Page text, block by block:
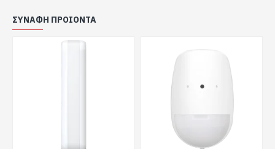
γωνία 109° με IR 12 μέτρα
Κρυπτογραφημένη επικοινωνία Bus 2‑way με
Tamper protection μπροστά και πίσω για
προστασία από βανδαλισμούς
LED ένδειξη: Μπλε για συναγερμό, πορτοκαλί για
Εσωτερική χρήση, τοποθέτηση τοίχου/οροφής
ΣΥΝΑΦΉ ΠΡΟΙΌΝΤΑ